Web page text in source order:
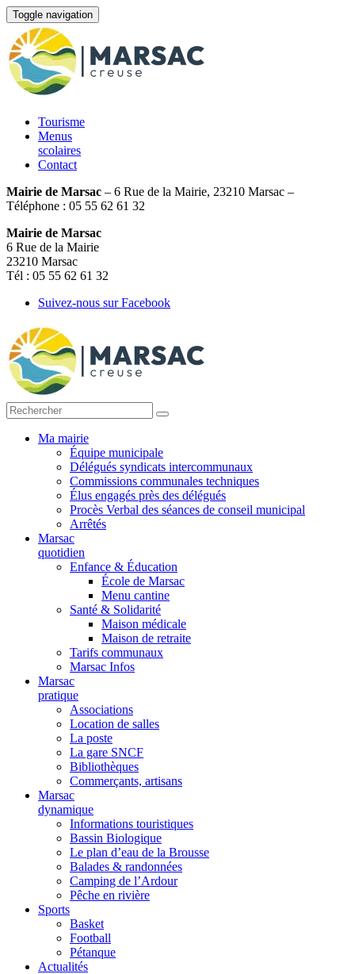
Toggle navigation
Tourisme
Menus
scolaires
Contact
Mairie de Marsac – 6 Rue de la Mairie, 23210 Marsac –
Téléphone : 05 55 62 61 32
Mairie de Marsac
6 Rue de la Mairie
23210 Marsac
Tél : 05 55 62 61 32
Suivez-nous sur Facebook
Ma mairie
Équipe municipale
Délégués syndicats intercommunaux
Commissions communales techniques
Élus engagés près des délégués
Procès Verbal des séances de conseil municipal
Arrêtés
Marsac
quotidien
Enfance & Éducation
École de Marsac
Menu cantine
Santé & Solidarité
Maison médicale
Maison de retraite
Tarifs communaux
Marsac Infos
Marsac
pratique
Associations
Location de salles
La poste
La gare SNCF
Bibliothèques
Commerçants, artisans
Marsac
dynamique
Informations touristiques
Bassin Biologique
Le plan d’eau de la Brousse
Balades & randonnées
Camping de l’Ardour
Pêche en rivière
Sports
Basket
Football
Pétanque
Actualités